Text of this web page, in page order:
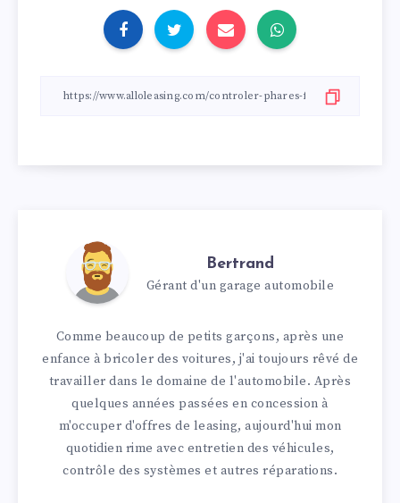
Bertrand
Gérant d'un garage automobile
Comme beaucoup de petits garçons, après une
enfance à bricoler des voitures, j'ai toujours rêvé de
travailler dans le domaine de l'automobile. Après
quelques années passées en concession à
m'occuper d'offres de leasing, aujourd'hui mon
quotidien rime avec entretien des véhicules,
contrôle des systèmes et autres réparations.